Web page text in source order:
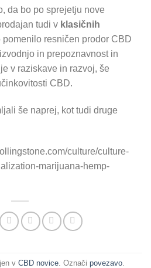
da bo po sprejetju nove
tudi v klasičnih
pomenilo resničen prodor CBD
in prepoznavnost in
v raziskave in razvoj, še
CBD.
še naprej, kot tudi druge
culture/culture-
marijuana-hemp-
v CBD novice. Označi povezavo.